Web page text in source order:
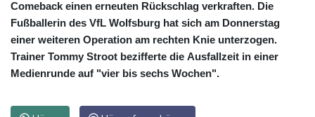
Comeback einen erneuten Rückschlag verkraften. Die
Fußballerin des VfL Wolfsburg hat sich am Donnerstag
einer weiteren Operation am rechten Knie unterzogen.
Trainer Tommy Stroot bezifferte die Ausfallzeit in einer
Medienrunde auf "vier bis sechs Wochen".